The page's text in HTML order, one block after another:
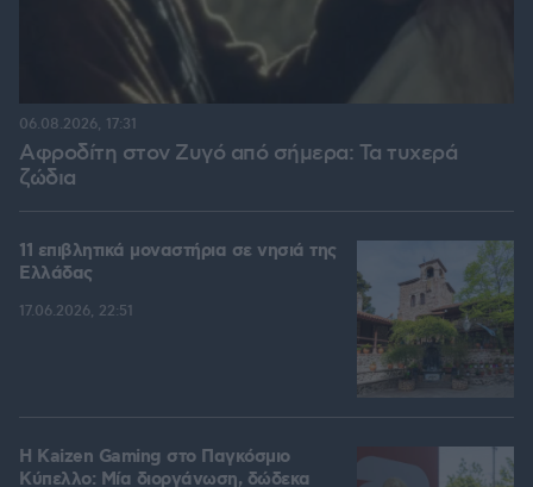
Αφροδίτη στον Ζυγό από σήμερα: Τα τυχερά
ζώδια
06.08.2026, 17:31
11 επιβλητικά μοναστήρια σε νησιά της
Ελλάδας
17.06.2026, 22:51
H Kaizen Gaming στο Παγκόσμιο
Kύπελλο: Μία διοργάνωση, δώδεκα